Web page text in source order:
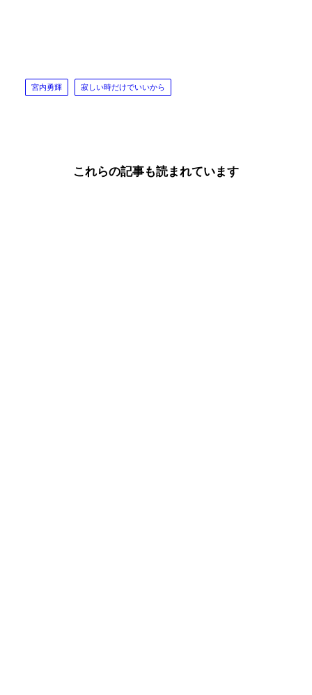
宮内勇輝 寂しい時だけでいいから
これらの記事も読まれています